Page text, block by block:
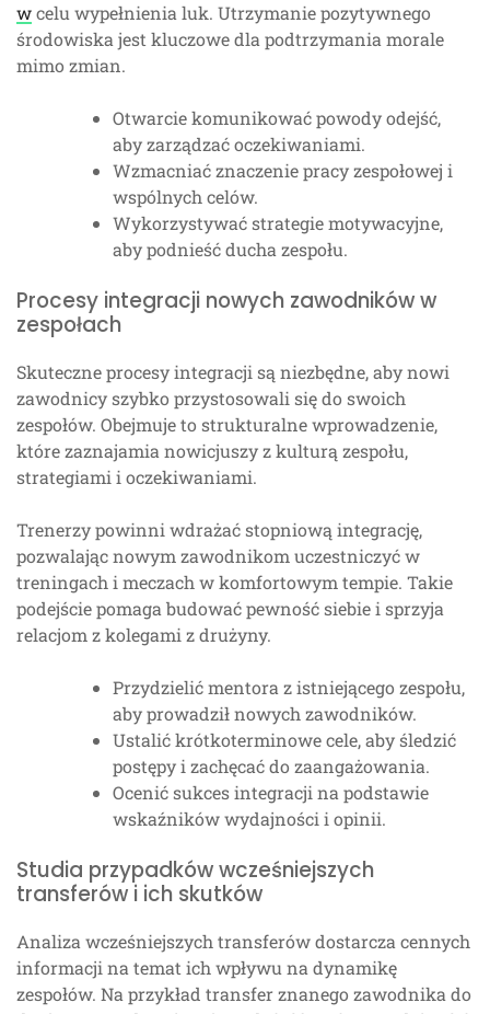
wcelu wypełnienia luk. Utrzymanie pozytywnego
środowiska jest kluczowe dla podtrzymania morale
mimo zmian.
Otwarcie komunikować powody odejść,
aby zarządzać oczekiwaniami.
Wzmacniać znaczenie pracy zespołowej i
wspólnych celów.
Wykorzystywać strategie motywacyjne,
aby podnieść ducha zespołu.
Procesy integracji nowych zawodników w
zespołach
Skuteczne procesy integracji są niezbędne, aby nowi
zawodnicy szybko przystosowali się do swoich
zespołów. Obejmuje to strukturalne wprowadzenie,
które zaznajamia nowicjuszy z kulturą zespołu,
strategiami i oczekiwaniami.
Trenerzy powinni wdrażać stopniową integrację,
pozwalając nowym zawodnikom uczestniczyć w
treningach i meczach w komfortowym tempie. Takie
podejście pomaga budować pewność siebie i sprzyja
relacjom z kolegami z drużyny.
Przydzielić mentora z istniejącego zespołu,
aby prowadził nowych zawodników.
Ustalić krótkoterminowe cele, aby śledzić
postępy i zachęcać do zaangażowania.
Ocenić sukces integracji na podstawie
wskaźników wydajności i opinii.
Studia przypadków wcześniejszych
transferów i ich skutków
Analiza wcześniejszych transferów dostarcza cennych
informacji na temat ich wpływu na dynamikę
zespołów. Na przykład transfer znanego zawodnika do